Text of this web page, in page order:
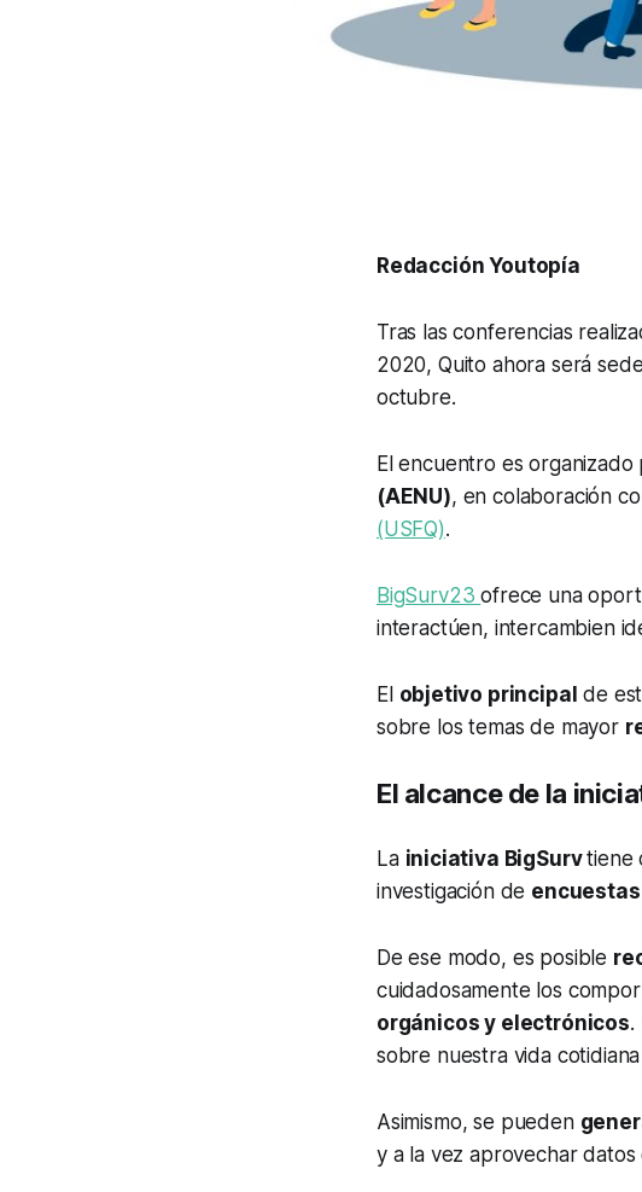
Redacción Youtopía
Tras las conferencias
2020, Quito ahora será
octubre.
El encuentro es
(AENU), en colaboración
(USFQ).
BigSurv23ofrece una
interactúen, intercambien
El objetivo principal de
sobre los temas de mayor
El alcance de la
La iniciativa BigSurvtiene
investigación de
De ese modo, es posible
cuidadosamente los
orgánicos y electrónicos.
sobre nuestra vida
Asimismo, se pueden
y a la vez aprovechar